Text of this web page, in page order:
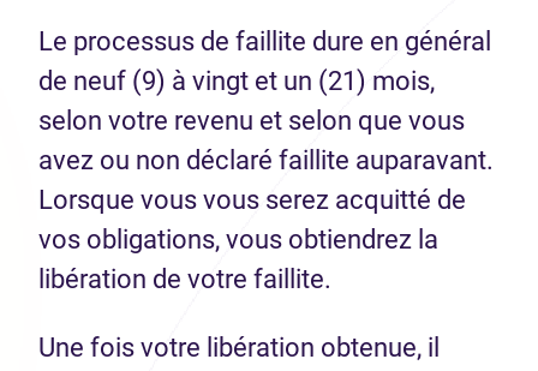
Le processus de faillite dure en général
de neuf (9) à vingt et un (21) mois,
selon votre revenu et selon que vous
avez ou non déclaré faillite auparavant.
Lorsque vous vous serez acquitté de
vos obligations, vous obtiendrez la
libération de votre faillite.
Une fois votre libération obtenue, il